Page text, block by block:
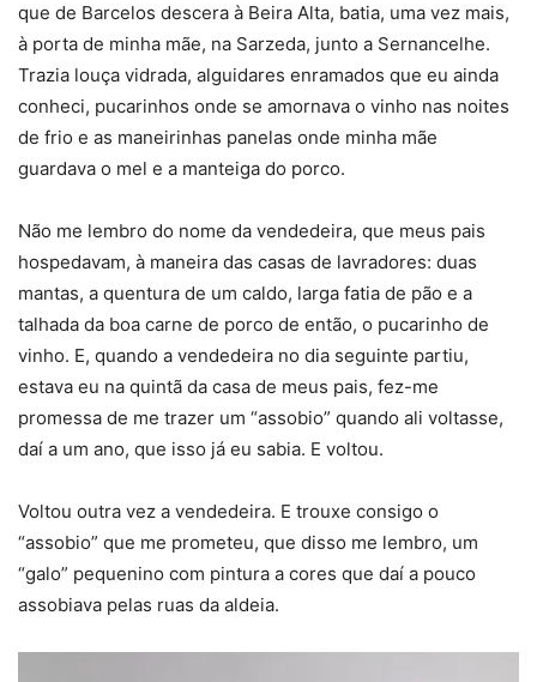
que de Barcelos descera à Beira Alta, batia, uma vez mais,
à porta de minha mãe, na Sarzeda, junto a Sernancelhe.
Trazia louça vidrada, alguidares enramados que eu ainda
conheci, pucarinhos onde se amornava o vinho nas noites
de frio e as maneirinhas panelas onde minha mãe
guardava o mel e a manteiga do porco.
Não me lembro do nome da vendedeira, que meus pais
hospedavam, à maneira das casas de lavradores: duas
mantas, a quentura de um caldo, larga fatia de pão e a
talhada da boa carne de porco de então, o pucarinho de
vinho. E, quando a vendedeira no dia seguinte partiu,
estava eu na quintã da casa de meus pais, fez-me
promessa de me trazer um “assobio” quando ali voltasse,
daí a um ano, que isso já eu sabia. E voltou.
Voltou outra vez a vendedeira. E trouxe consigo o
“assobio” que me prometeu, que disso me lembro, um
“galo” pequenino com pintura a cores que daí a pouco
assobiava pelas ruas da aldeia.